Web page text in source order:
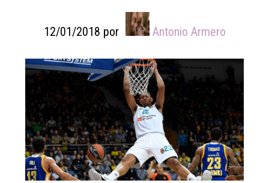
12/01/2018 por Antonio Armero